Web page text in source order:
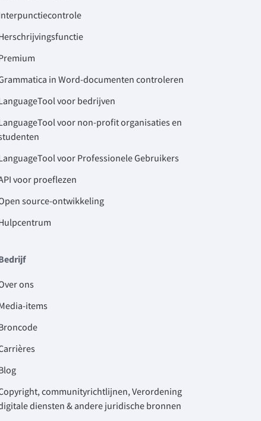
in Word-documenten controleren
voor bedrijven
voor non-profit organisaties en
voor Professionele Gebruikers
voor proeflezen
source-ontwikkeling
ons
items
communityrichtlijnen, Verordening
diensten & andere juridische bronnen